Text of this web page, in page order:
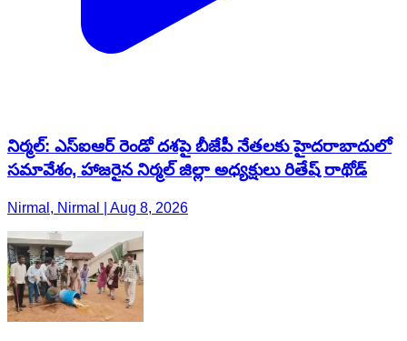
నిర్మల్: ఎస్ఐఆర్‌ రెండో దశపై బీజేపీ నేతలకు హైదరాబాదులో
సమావేశం, హాజరైన నిర్మల్ జిల్లా అధ్యక్షులు రితేష్ రాథోడ్
Nirmal, Nirmal | Aug 8, 2026